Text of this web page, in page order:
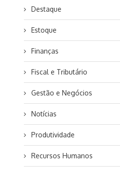
ALIMENTOS PARA...
Destaque
Estoque
Finanças
Fiscal e Tributário
Gestão e Negócios
Notícias
Produtividade
Recursos Humanos